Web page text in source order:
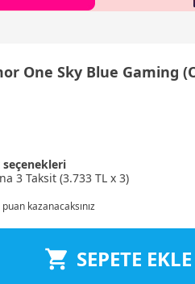
One Sky Blue Gaming
seçenekleri
3 Taksit (3.733 TL x 3)
kazanacaksınız
SEPETE EKLE